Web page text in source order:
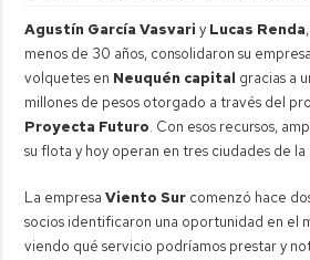
Agustín García Vasvari y Lucas Renda
menos de 30 años, consolidaron su
volquetes en Neuquén capital gracias a
millones de pesos otorgado a través del
Proyecta Futuro. Con esos recursos,
su flota y hoy operan en tres ciudades de la
La empresaViento Sur comenzó hace
socios identificaron una oportunidad en el
viendo qué servicio podríamos prestar y